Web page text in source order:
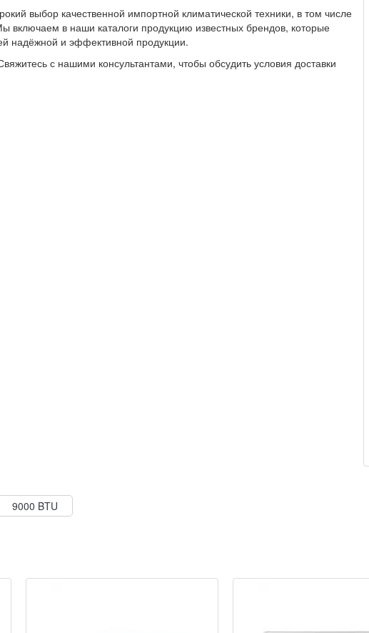
выбор качественной импортной климатической техники, в том числе
включаем в наши каталоги продукцию известных брендов, которые
надёжной и эффективной продукции.
с нашими консультантами, чтобы обсудить условия доставки
9000 BTU